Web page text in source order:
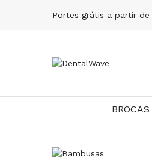
Portes grátis a partir